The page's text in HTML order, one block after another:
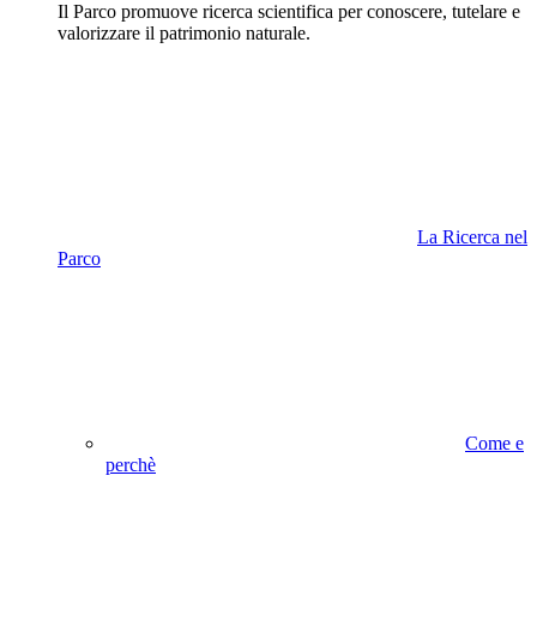
Il Parco promuove ricerca scientifica per conoscere, tutelare e
valorizzare il patrimonio naturale.
La Ricerca nel
Parco
Come e
perchè